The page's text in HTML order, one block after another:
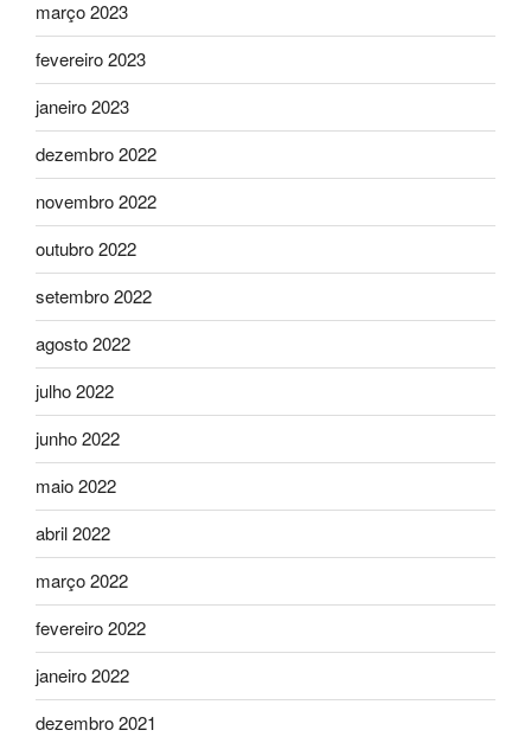
março 2023
fevereiro 2023
janeiro 2023
dezembro 2022
novembro 2022
outubro 2022
setembro 2022
agosto 2022
julho 2022
junho 2022
maio 2022
abril 2022
março 2022
fevereiro 2022
janeiro 2022
dezembro 2021